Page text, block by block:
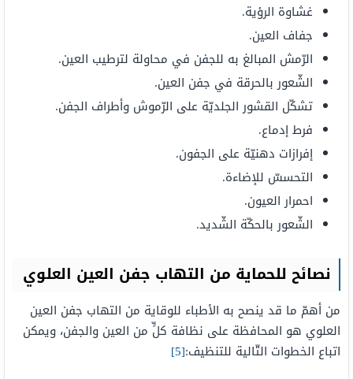
غشاوة الرؤية.
جفاف العين.
الرّمش المبالغ به للجفن في محاولة لترطيب العين.
الشّعور بالحرقة في جفن العين.
تشكّل القشور الجلديّة على الرّموش وأطراف الجفن.
فرط إدماع.
إفرازات دهنيّة على الجفون.
التحسسّ للإضاءة.
احمرار العيون.
الشّعور بالحكّة الشّديد.
نصائح للحماية من التهاب جفن العين العلوي
من أهمّ ما قد ينصح به الأطباء للوقاية من التهاب جفن العين
العلوي هو المحافظة على نظافة كلٍّ من العين والجفن، ويمكن
اتباع الخطوات التّالية للتنظيف:[5]